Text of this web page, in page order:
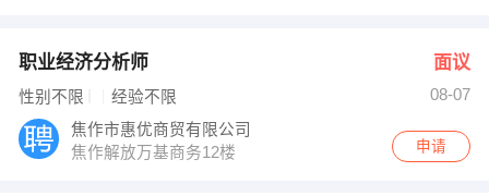
职业经济分析师 面议
性别不限 经验不限
08-07
焦作市惠优商贸有限公司
焦作解放万基商务12楼
申请